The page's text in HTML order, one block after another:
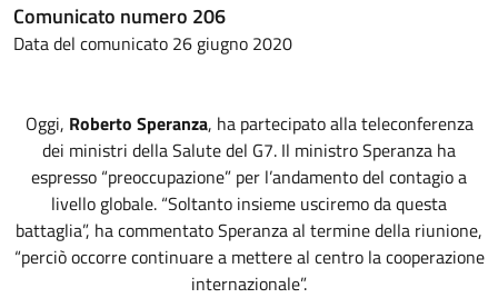
Comunicato numero 206
Data del comunicato 26 giugno 2020
Oggi, Roberto Speranza, ha partecipato alla teleconferenza
dei ministri della Salute del G7. Il ministro Speranza ha
espresso “preoccupazione” per l’andamento del contagio a
livello globale. “Soltanto insieme usciremo da questa
battaglia”, ha commentato Speranza al termine della riunione,
“perciò occorre continuare a mettere al centro la cooperazione
internazionale”.